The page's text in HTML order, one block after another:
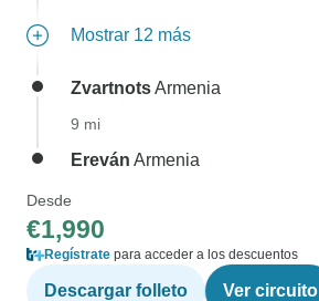
Mostrar 12 más
ZvartnotsArmenia
9 mi
Ereván Armenia
Desde
€1,990
Regístrate para acceder a los descuentos
Descargar folleto Ver circuito